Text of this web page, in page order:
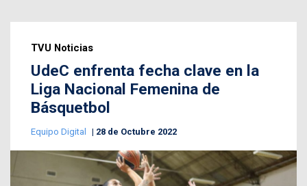
TVU Noticias
UdeC enfrenta fecha clave en la
Liga Nacional Femenina de
Básquetbol
Equipo Digital 28 de Octubre 2022